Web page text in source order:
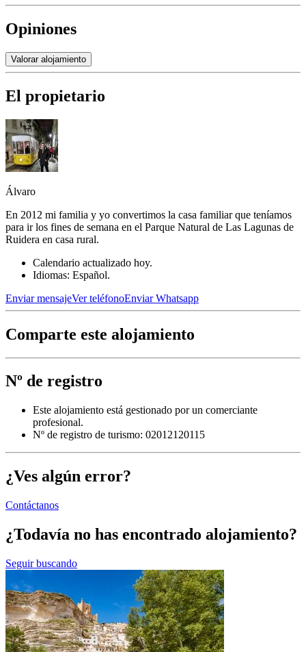
Opiniones
Valorar alojamiento
El propietario
Álvaro
En 2012 mi familia y yo convertimos la casa familiar que teníamos
para ir los fines de semana en el Parque Natural de Las Lagunas de
Ruidera en casa rural.
Calendario actualizado hoy.
Idiomas: Español.
Enviar mensajeVer teléfonoEnviar Whatsapp
Comparte este alojamiento
Nº de registro
Este alojamiento está gestionado por un comerciante
profesional.
Nº de registro de turismo: 02012120115
¿Ves algún error?
Contáctanos
¿Todavía no has encontrado alojamiento?
Seguir buscando